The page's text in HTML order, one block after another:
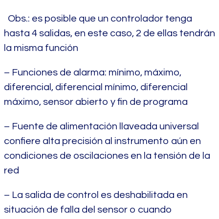
Obs.: es posible que un controlador tenga
hasta 4 salidas, en este caso, 2 de ellas tendrán
la misma función
– Funciones de alarma: mínimo, máximo,
diferencial, diferencial mínimo, diferencial
máximo, sensor abierto y fin de programa
– Fuente de alimentación llaveada universal
confiere alta precisión al instrumento aún en
condiciones de oscilaciones en la tensión de la
red
– La salida de control es deshabilitada en
situación de falla del sensor o cuando